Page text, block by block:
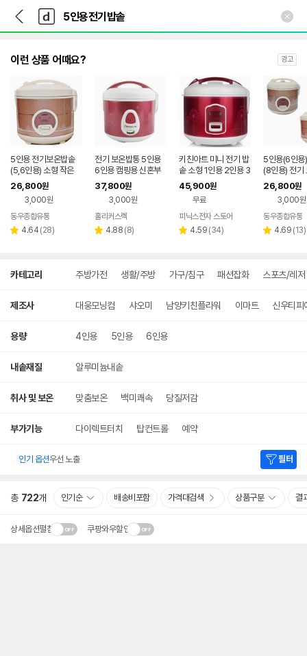
다
나
와
가
다
와
인
이런 상품 어때요? 광고
5인용 전기보온밥솥
(5,6인용) 소형 작은
예쁜 디자인 가정 자취
1인 간편한
26,800원
3,000원
페이
동우종합유통
별 4.64 리
(28)
전기 보온밥통 5인용
6인용 캠핑용 신혼부
부 대용량 일반밥솥
37,800원
3,000원
홀리커스렉
별 4.88 리
(8)
키친아트 미니 전기 밥
솥 소형 1인용 2인용 3
인용 4인용 5인용 PK
-500
45,900원
무료
피닉스전자 스토어
별 4.59 리
(34)
5인용(6인용
(8인용) 전기
솥 소형 작은
인 자취 1인
26,800원
3,000원
동우종합유통
별 4.69 리
(13)
카테고리 주방가전 생활/주방 가구/침구 패션잡화 스포츠/레저
제조사 대웅모닝컴 샤오미 남양키친플라워 이마트 신우티피
용량 4인용 5인용 6인용
내솥재질 알루미늄내솥
취사 및 보온 맞춤보온 백미쾌속 당질저감
부가기능 다이렉트터치 탑컨트롤 예약
인기 옵션우선 노출 필터
총 722개 인기순 배송비포함 가격대검색 상품구분 결
상세옵션펼침 쿠팡와우할인